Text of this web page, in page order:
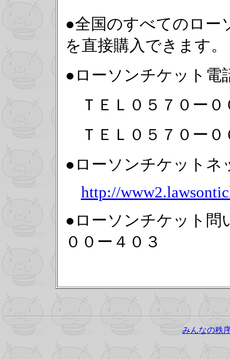
●全国のすべてのロー
を直接購入できます。
●ローソンチケット電
ＴＥＬ０５７０ー０
ＴＥＬ０５７０ー０
●ローソンチケットネ
http://
●ローソンチケット問
００ー４０３
みんなの秩